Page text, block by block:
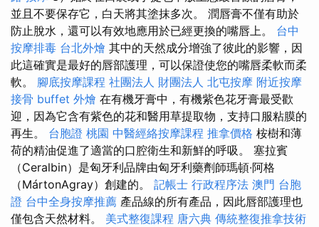
並且不要保存它，白天將其塗抹多次。 潤唇膏不僅有助於
防止脫水，還可以有效地應用於已經更換的嘴唇上。 台中
按摩排毒 台北外燴 其中的天然成分增強了彼此的影響，因
此這確實是最好的唇部護理，可以保證使您的嘴唇柔軟而柔
軟。 腳底按摩課程 社團法人 財團法人 北屯按摩 附近按摩
接骨 buffet 外燴 在有機牙膏中，有機紫色花牙膏最受歡
迎，因為它含有紫色的花和醫用草提取物，支持口服粘膜的
再生。 台胞證 桃園 中醫經絡按摩課程 推拿價格 桉樹和薄
荷的精油促進了適當的口腔衛生和新鮮的呼吸。 塞拉賓
（Ceralbin）是匈牙利品牌由匈牙利藥劑師瑪頓·阿格
（MártonAgray）創建的。 記帳士 行政程序法 澳門 台胞
證 台中全身按摩推薦 產品線的所有產品，因此唇部護理也
僅包含天然材料。 美式整復課程 唐六典 傳統整復推拿技術